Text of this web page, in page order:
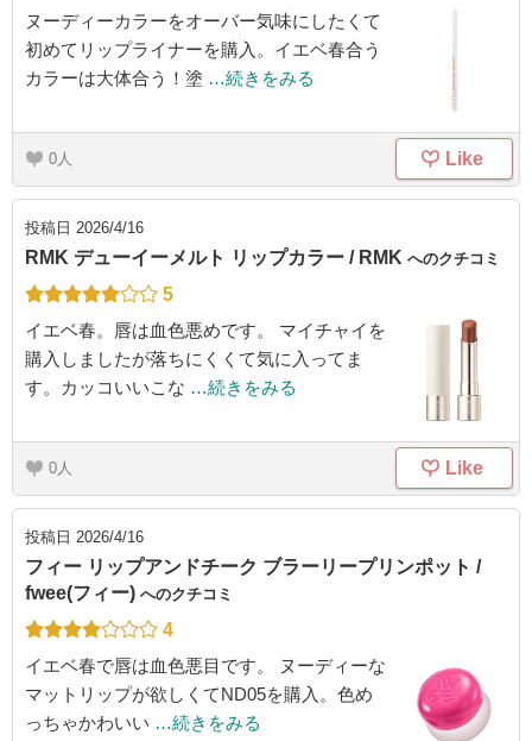
ヌーディーカラーをオーバー気味にしたくて
初めてリップライナーを購入。イエベ春合う
カラーは大体合う！塗 …続きをみる
0 Like
投稿日 2026/4/16
RMK デューイーメルト リップカラー / RMK へのクチコミ
5
イエベ春。唇は血色悪めです。 マイチャイを
購入しましたが落ちにくくて気に入ってま
す。カッコいいこな …続きをみる
0 Like
投稿日 2026/4/16
フィー リップアンドチーク ブラーリープリンポット /
fwee(フィー) へのクチコミ
4
イエベ春で唇は血色悪目です。 ヌーディーな
マットリップが欲しくてND05を購入。色め
っちゃかわいい …続きをみる